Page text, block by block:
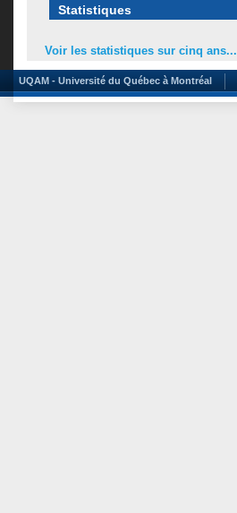
Statistiques
Voir les statistiques sur cinq ans...
UQAM - Université du Québec à Montréal